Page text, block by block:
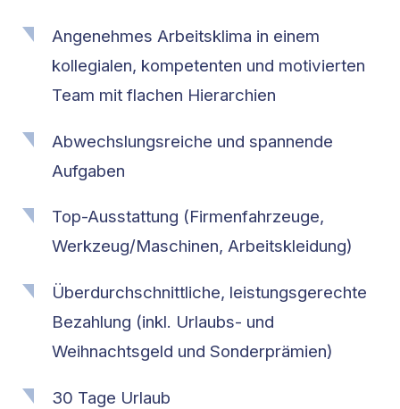
Angenehmes Arbeitsklima in einem
kollegialen, kompetenten und motivierten
Team mit flachen Hierarchien
Abwechslungsreiche und spannende
Aufgaben
Top-Ausstattung (Firmenfahrzeuge,
Werkzeug/Maschinen, Arbeitskleidung)
Überdurchschnittliche, leistungsgerechte
Bezahlung (inkl. Urlaubs- und
Weihnachtsgeld und Sonderprämien)
30 Tage Urlaub